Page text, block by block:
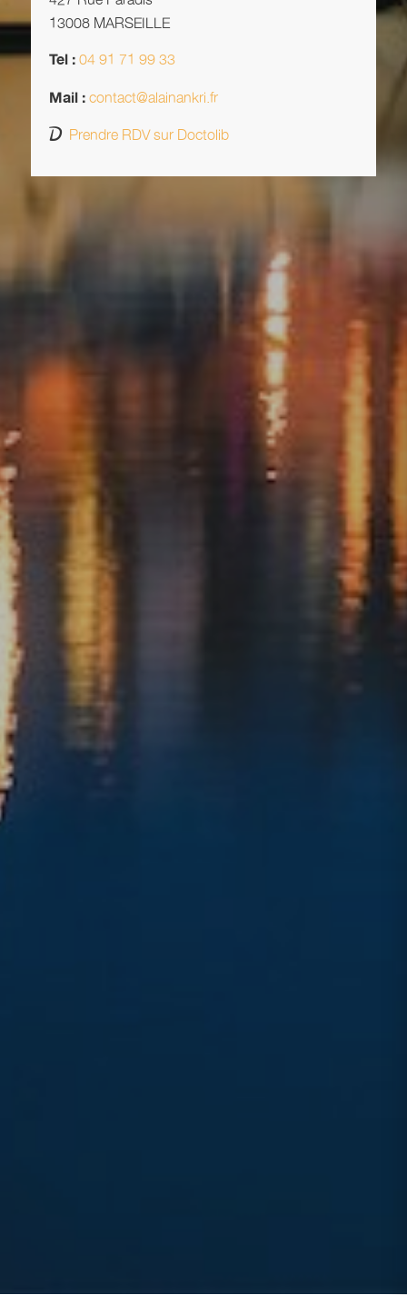
13008 MARSEILLE
Tel :04 91 71 99 33
Mail :contact@alainankri.fr
Prendre RDV sur Doctolib